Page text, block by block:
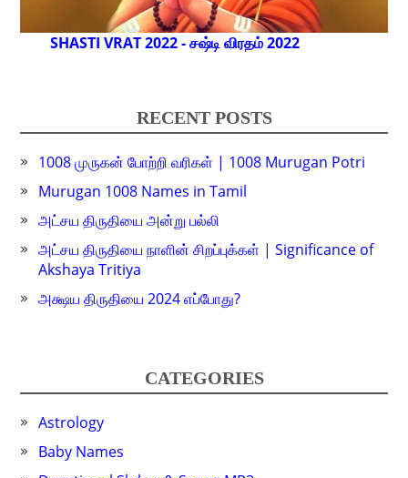
SHASTI VRAT 2022 - சஷ்டி விரதம் 2022
RECENT POSTS
1008 முருகன் போற்றி வரிகள் | 1008 Murugan Potri
Murugan 1008 Names in Tamil
அட்சய திருதியை அன்று பல்லி
அட்சய திருதியை நாளின் சிறப்புக்கள் | Significance of
Akshaya Tritiya
அக்ஷய திருதியை 2024 எப்போது?
CATEGORIES
Astrology
Baby Names